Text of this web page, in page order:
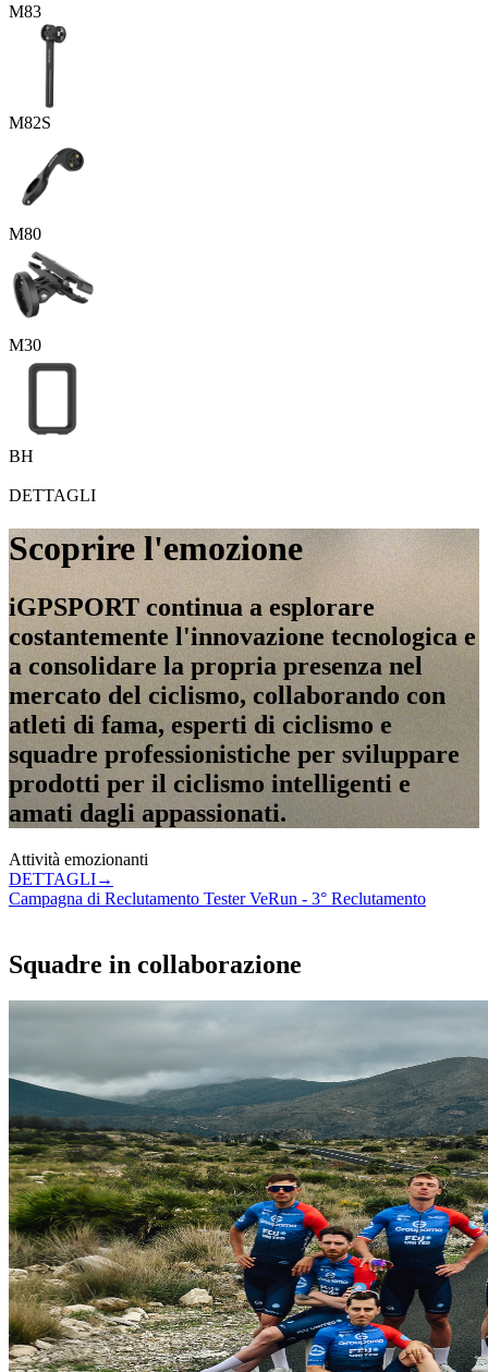
M83
M82S
M80
M30
BH
DETTAGLI
Scoprire l'emozione
iGPSPORT continua a esplorare
costantemente l'innovazione tecnologica e
a consolidare la propria presenza nel
mercato del ciclismo, collaborando con
atleti di fama, esperti di ciclismo e
squadre professionistiche per sviluppare
prodotti per il ciclismo intelligenti e
amati dagli appassionati.
Attività emozionanti
DETTAGLI→
Campagna di Reclutamento Tester VeRun - 3° Reclutamento
Squadre in collaborazione